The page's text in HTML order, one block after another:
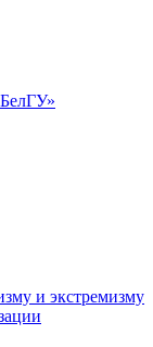
и экстремизму